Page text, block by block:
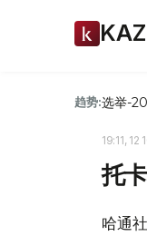
趋势:选举-
19:11, 12
托
哈通